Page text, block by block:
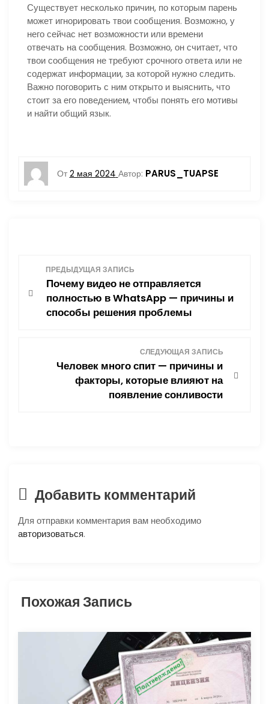
Существует несколько причин, по которым парень
может игнорировать твои сообщения. Возможно, у
него сейчас нет возможности или времени
отвечать на сообщения. Возможно, он считает, что
твои сообщения не требуют срочного ответа или не
содержат информации, за которой нужно следить.
Важно поговорить с ним открыто и выяснить, что
стоит за его поведением, чтобы понять его мотивы
и найти общий язык.
От 2 мая 2024 Автор: PARUS_TUAPSE
я
п
о
а
ПРЕДЫДУЩАЯ ЗАПИСЬ
Почему видео не отправляется
полностью в WhatsApp — причины и
способы решения проблемы
СЛЕДУЮЩАЯ ЗАПИСЬ
Человек много спит — причины и
факторы, которые влияют на
появление сонливости
Добавить комментарий
Для отправки комментария вам необходимо
авторизоваться.
Похожая Запись